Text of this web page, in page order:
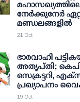
മഹാസഖ്യത്തിലെ
നേര്‍ക്കുനേര്‍
മണ്ഡലങ്ങളില്‍
21 Oct
ഭാരവാഹി
അതൃപ്തി;
സെക്രട്ടറി,
പ്രഖ്യാപനം
19 Oct